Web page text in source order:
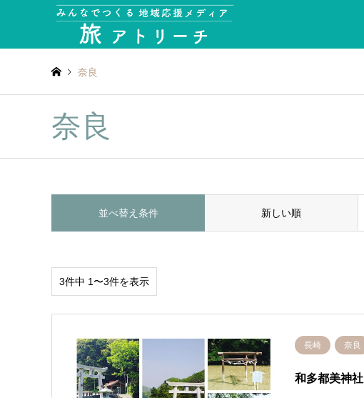
奈良
奈良
並べ替え条件 新しい順
3件中 1〜3件を表示
長崎 奈良
和多都美神社